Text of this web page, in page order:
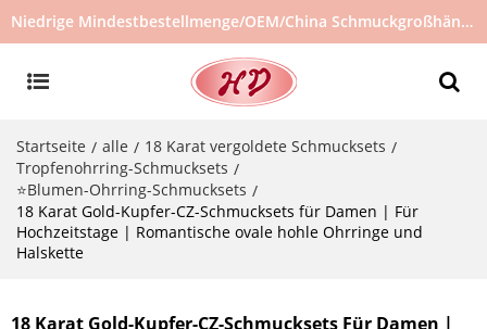
Niedrige Mindestbestellmenge/OEM/China Schmuckgroßhändler/Schmucklieferant/heiß verkaufter Schmuck auf Lager/kein gebrauchter Schmuck
Startseite / alle / 18 Karat vergoldete Schmucksets /
Tropfenohrring-Schmucksets /
⭐Blumen-Ohrring-Schmucksets /
18 Karat Gold-Kupfer-CZ-Schmucksets für Damen | Für
Hochzeitstage | Romantische ovale hohle Ohrringe und
Halskette
18 Karat Gold-Kupfer-CZ-Schmucksets Für Damen |